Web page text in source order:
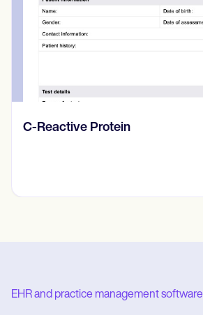
Diario de pensamientos
EHR and practice management software